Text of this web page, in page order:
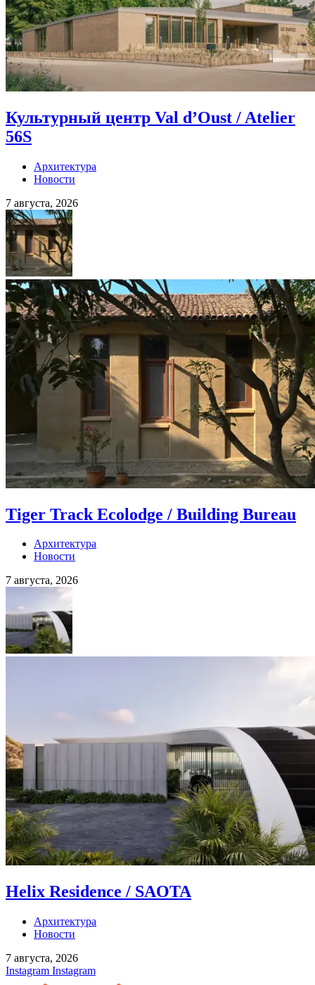
Культурный центр Val d’Oust / Atelier
56S
Архитектура
Новости
7 августа, 2026
Tiger Track Ecolodge / Building Bureau
Архитектура
Новости
7 августа, 2026
Helix Residence / SAOTA
Архитектура
Новости
7 августа, 2026
Instagram Instagram